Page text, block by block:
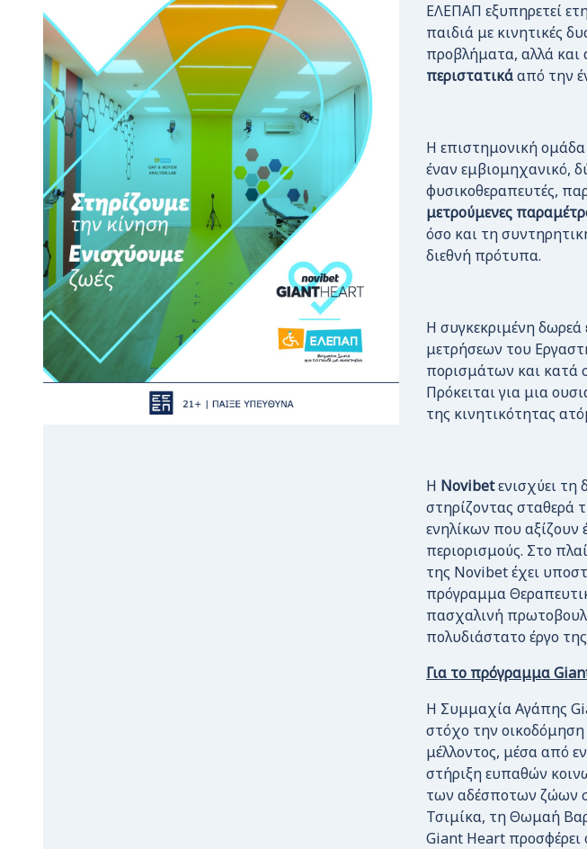
ΕΛΕΠΑΠ εξυπηρετεί
παιδιά με κινητικές
προβλήματα, αλλά και
περιστατικάαπό την
Η επιστημονική
έναν εμβιομηχανικό,
φυσικοθεραπευτές,
μετρούμενες
όσο και τη
διεθνή πρότυπα.
Η συγκεκριμένη δωρεά
μετρήσεων του
πορισμάτων και κατά
Πρόκειται για μια
της κινητικότητας
Η Novibetενισχύει τη
στηρίζοντας σταθερά
ενηλίκων που αξίζουν
περιορισμούς. Στο
της Novibet έχει
πρόγραμμα
πασχαλινή
πολυδιάστατο έργο
Για το πρόγραμμα
H Συμμαχία Αγάπης
στόχο την οικοδόμηση
μέλλοντος, μέσα από
στήριξη ευπαθών
των αδέσποτων ζώων
Τσιμίκα, τη Θωμαή
Giant Heart προσφέρει